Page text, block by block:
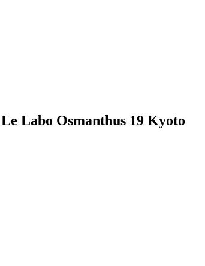
Labo Osmanthus 19 Kyoto